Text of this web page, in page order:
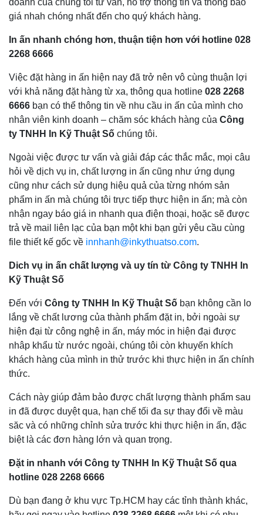
giá nhah chóng nhất đến cho quý khách hàng.
In ấn nhanh chóng hơn, thuận tiện hơn với hotline 028
2268 6666
Việc đặt hàng in ấn hiện nay đã trở nên vô cùng thuận lợi
với khả năng đặt hàng từ xa, thông qua hotline 028 2268
6666 bạn có thể thông tin về nhu cầu in ấn của mình cho
nhân viên kinh doanh – chăm sóc khách hàng của Công
ty TNHH In Kỹ Thuật Số chúng tôi.
Ngoài việc được tư vấn và giải đáp các thắc mắc, mọi câu
hỏi về dịch vụ in, chất lượng in ấn cũng như ứng dụng
cũng như cách sử dụng hiệu quả của từng nhóm sản
phẩm in ấn mà chúng tôi trực tiếp thực hiện in ấn; mà còn
nhận ngay báo giá in nhanh qua điện thoại, hoặc sẽ được
trả về mail liên lạc của bạn một khi bạn gửi yêu cầu cùng
file thiết kế gốc về innhanh@inkythuatso.com.
Dich vụ in ấn chất lượng và uy tín từ Công ty TNHH In
Kỹ Thuật Số
Đến với Công ty TNHH In Kỹ Thuật Số bạn không cần lo
lắng về chất lương của thành phẩm đặt in, bởi ngoài sự
hiện đại từ công nghệ in ấn, máy móc in hiện đại được
nhâp khẩu từ nước ngoài, chúng tôi còn khuyến khích
khách hàng của mình in thử trước khi thực hiện in ấn chính
thức.
Cách này giúp đảm bảo được chất lượng thành phẩm sau
in đã được duyệt qua, hạn chế tối đa sự thay đổi về màu
săc và có những chỉnh sửa trước khi thực hiện in ấn, đặc
biệt là các đơn hàng lớn và quan trọng.
Đặt in nhanh với Công ty TNHH In Kỹ Thuật Số qua
hotline 028 2268 6666
Dù bạn đang ở khu vực Tp.HCM hay các tỉnh thành khác,